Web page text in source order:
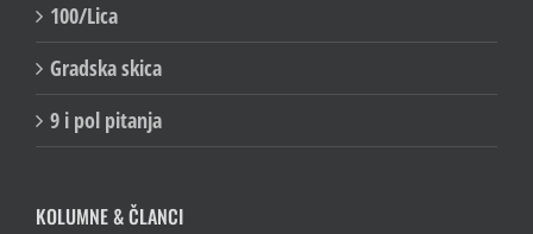
100/Lica
Gradska skica
9 i pol pitanja
KOLUMNE & ČLANCI